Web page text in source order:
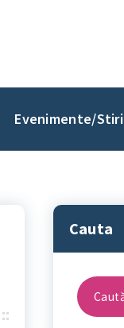
Evenimente/Stiri
Cauta
Caută
după: